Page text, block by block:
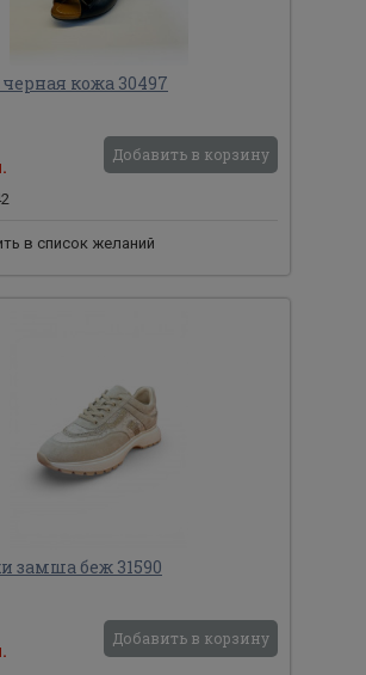
кожа 30497
Добавить в корзину
в список желаний
замша беж 31590
Добавить в корзину